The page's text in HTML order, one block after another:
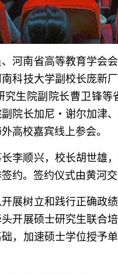
河南省高等教育学会
科技大学副校长庞新
究生院副院长曹卫锋
院长加尼・谢尔加津
高校嘉宾线上参会。
李顺兴，校长胡世雄
约。签约仪式由黄河
展树立和践行正确政
开展硕士研究生联合
，加速硕士学位授予